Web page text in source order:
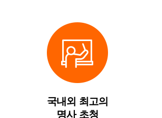
국내외 최고의
명사 초청